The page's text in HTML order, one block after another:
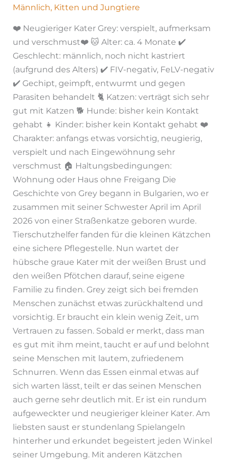
Männlich, Kitten und Jungtiere
❤️ Neugieriger Kater Grey: verspielt, aufmerksam
und verschmust❤️ 🐱 Alter: ca. 4 Monate ✔️
Geschlecht: männlich, noch nicht kastriert
(aufgrund des Alters) ✔️ FIV-negativ, FeLV-negativ
✔️ Gechipt, geimpft, entwurmt und gegen
Parasiten behandelt 🐈 Katzen: verträgt sich sehr
gut mit Katzen 🐕 Hunde: bisher kein Kontakt
gehabt 👧 Kinder: bisher kein Kontakt gehabt ❤️
Charakter: anfangs etwas vorsichtig, neugierig,
verspielt und nach Eingewöhnung sehr
verschmust 🏠 Haltungsbedingungen:
Wohnung oder Haus ohne Freigang Die
Geschichte von Grey begann in Bulgarien, wo er
zusammen mit seiner Schwester April im April
2026 von einer Straßenkatze geboren wurde.
Tierschutzhelfer fanden für die kleinen Kätzchen
eine sichere Pflegestelle. Nun wartet der
hübsche graue Kater mit der weißen Brust und
den weißen Pfötchen darauf, seine eigene
Familie zu finden. Grey zeigt sich bei fremden
Menschen zunächst etwas zurückhaltend und
vorsichtig. Er braucht ein klein wenig Zeit, um
Vertrauen zu fassen. Sobald er merkt, dass man
es gut mit ihm meint, taucht er auf und belohnt
seine Menschen mit lautem, zufriedenem
Schnurren. Wenn das Essen einmal etwas auf
sich warten lässt, teilt er das seinen Menschen
auch gerne sehr deutlich mit. Er ist ein rundum
aufgeweckter und neugieriger kleiner Kater. Am
liebsten saust er stundenlang Spielangeln
hinterher und erkundet begeistert jeden Winkel
seiner Umgebung. Mit anderen Kätzchen